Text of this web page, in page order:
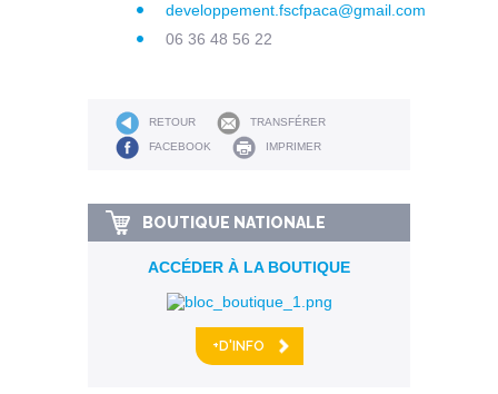
developpement.fscfpaca@gmail.com
06 36 48 56 22
RETOUR
TRANSFÉRER
FACEBOOK
IMPRIMER
BOUTIQUE NATIONALE
ACCÉDER À LA BOUTIQUE
+D'INFO